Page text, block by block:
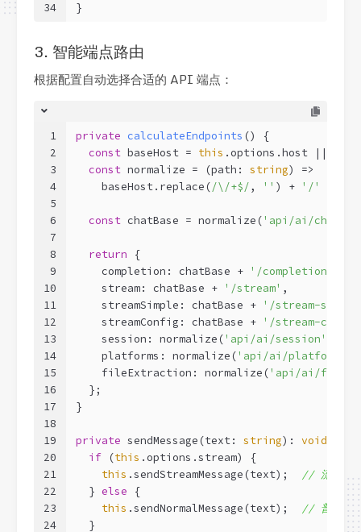
34
}
3. 智能端点路由
根据配置自动选择合适的 API 端点：
1
2
3
4
5
6
7
8
9
10
11
12
13
14
15
16
17
18
19
20
21
22
23
24
private calculateEndpoints ()
{
const baseHost = this .options.host ||
const normalize = (path: string) =>
    baseHost.replace(
/\/+$/, '' ) + '/'
const chatBase = normalize('api/ai/chat'
return {
    completion: chatBase +
'/completion'
    stream: chatBase +
'/stream' ,
    streamSimple: chatBase +
'/stream-
    streamConfig: chatBase +
'/stream-
    session: normalize(
'api/ai/session'
    platforms: normalize(
'api/ai/platforms'
    fileExtraction: normalize(
'api/ai/file/
  };
}
private sendMessage(text: string): void
if (this .options.stream) {
this .sendStreamMessage(text);
// 流式模
  }
else {
this .sendNormalMessage(text);
// 普通模
  }